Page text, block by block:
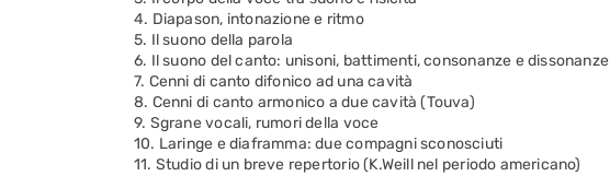
4. Diapason, intonazione e ritmo
5. Il suono della parola
6. Il suono del canto: unisoni, battimenti, consonanze e dissonanze
7. Cenni di canto difonico ad una cavità
8. Cenni di canto armonico a due cavità (Touva)
9. Sgrane vocali, rumori della voce
10. Laringe e diaframma: due compagni sconosciuti
11. Studio di un breve repertorio (K.Weill nel periodo americano)